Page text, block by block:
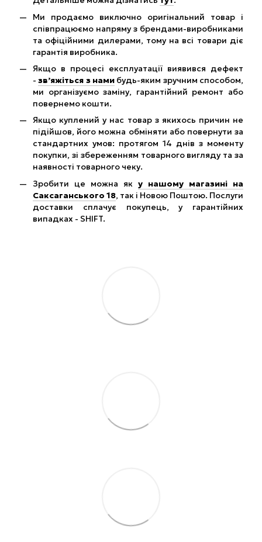
Ми продаємо виключно оригінальний товар і
співпрацюємо напряму з брендами-виробниками
та офіційними дилерами, тому на всі товари діє
гарантія виробника.
Якщо в процесі експлуатації виявився дефект
-зв’яжіться з нами будь-яким зручним способом,
ми організуємо заміну, гарантійний ремонт або
повернемо кошти.
Якщо куплений у нас товар з якихось причин не
підійшов, його можна обміняти або повернути за
стандартних умов: протягом 14 днів з моменту
покупки, зі збереженням товарного вигляду та за
наявності товарного чеку.
Зробити це можна як у нашому магазині на
Саксаганського 18, так і Новою Поштою. Послуги
доставки сплачує покупець, у гарантійних
випадках - SHIFT.